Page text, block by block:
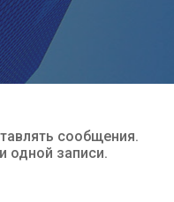
сообщения.
одной записи.